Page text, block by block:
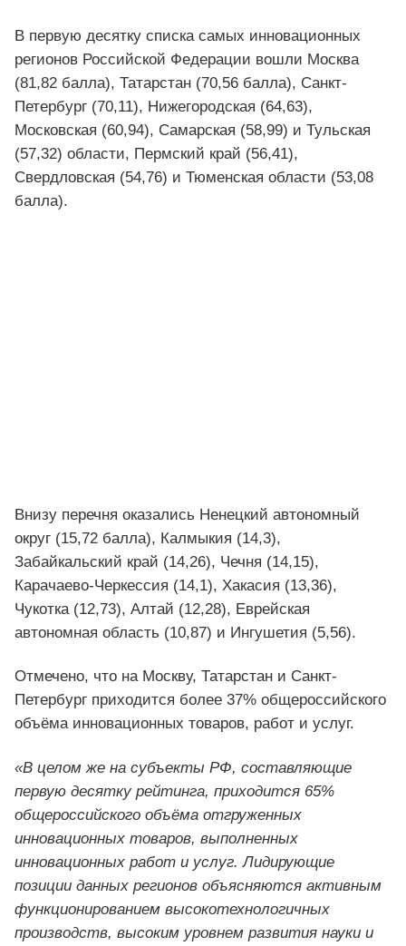
В первую десятку списка самых инновационных
регионов Российской Федерации вошли Москва
(81,82 балла), Татарстан (70,56 балла), Санкт-
Петербург (70,11), Нижегородская (64,63),
Московская (60,94), Самарская (58,99) и Тульская
(57,32) области, Пермский край (56,41),
Свердловская (54,76) и Тюменская области (53,08
балла).
Внизу перечня оказались Ненецкий автономный
округ (15,72 балла), Калмыкия (14,3),
Забайкальский край (14,26), Чечня (14,15),
Карачаево-Черкессия (14,1), Хакасия (13,36),
Чукотка (12,73), Алтай (12,28), Еврейская
автономная область (10,87) и Ингушетия (5,56).
Отмечено, что на Москву, Татарстан и Санкт-
Петербург приходится более 37% общероссийского
объёма инновационных товаров, работ и услуг.
«В целом же на субъекты РФ, составляющие
первую десятку рейтинга, приходится 65%
общероссийского объёма отгруженных
инновационных товаров, выполненных
инновационных работ и услуг. Лидирующие
позиции данных регионов объясняются активным
функционированием высокотехнологичных
производств, высоким уровнем развития науки и